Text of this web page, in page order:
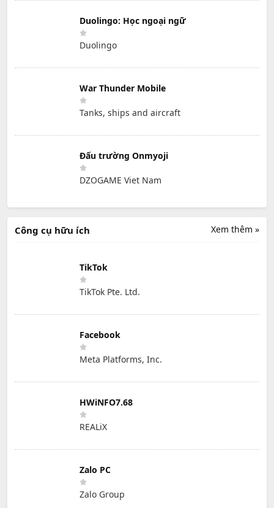
Duolingo: Học ngoại ngữ
Duolingo
War Thunder Mobile
Tanks, ships and aircraft
Đấu trường Onmyoji
DZOGAME Viet Nam
Xem thêm »
Công cụ hữu ích
TikTok
TikTok Pte. Ltd.
Facebook
Meta Platforms, Inc.
HWiNFO7.68
REALiX
Zalo PC
Zalo Group